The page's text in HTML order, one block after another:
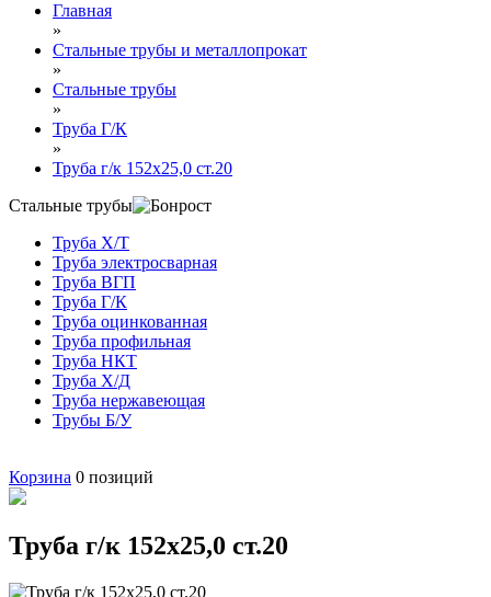
Главная
»
Стальные трубы и металлопрокат
»
Стальные трубы
»
Труба Г/К
»
Труба г/к 152х25,0 ст.20
Стальные трубы
Труба Х/Т
Труба электросварная
Труба ВГП
Труба Г/К
Труба оцинкованная
Труба профильная
Труба НКТ
Труба Х/Д
Труба нержавеющая
Трубы Б/У
Корзина 0 позиций
Труба г/к 152х25,0 ст.20